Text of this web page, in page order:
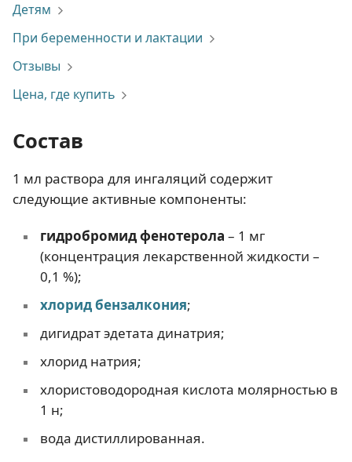
Детям
При беременности и лактации
Отзывы
Цена, где купить
Состав
1 мл раствора для ингаляций содержит
следующие активные компоненты:
гидробромид фенотерола – 1 мг
(концентрация лекарственной жидкости –
0,1 %);
хлорид бензалкония;
дигидрат эдетата динатрия;
хлорид натрия;
хлористоводородная кислота молярностью в
1 н;
вода дистиллированная.